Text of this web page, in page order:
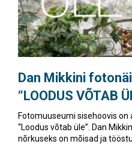
Dan Mikkini
“LOODUS VÕTAB
Fotomuuseumi sisehoovis on
“Loodus võtab üle”. Dan
nõrkuseks on mõisad ja